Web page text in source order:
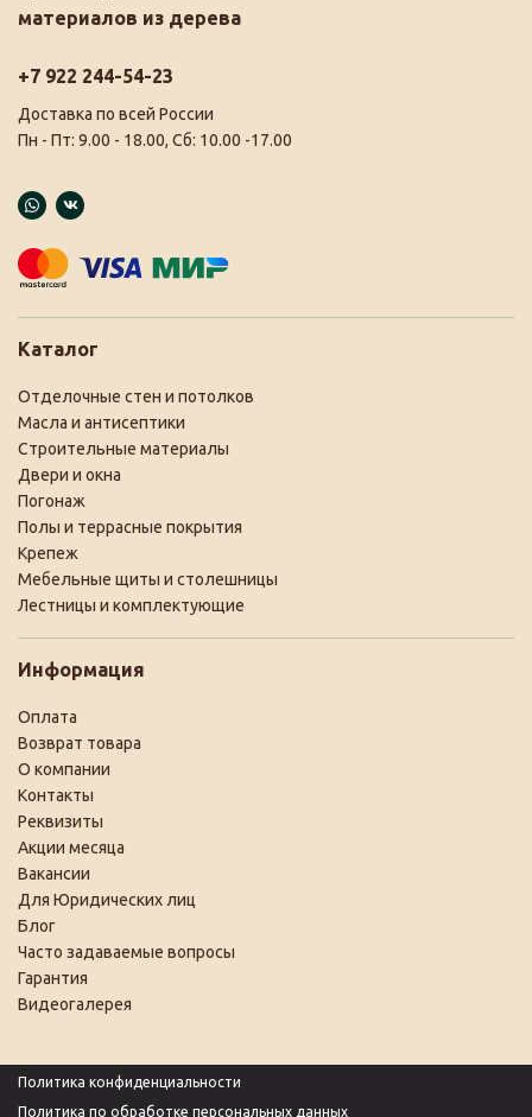
материалов из дерева
+7 922 244-54-23
Доставка по всей России
Пн - Пт: 9.00 - 18.00, Сб: 10.00 -17.00
Каталог
Отделочные стен и потолков
Масла и антисептики
Строительные материалы
Двери и окна
Погонаж
Полы и террасные покрытия
Крепеж
Мебельные щиты и столешницы
Лестницы и комплектующие
Информация
Оплата
Возврат товара
О компании
Контакты
Реквизиты
Акции месяца
Вакансии
Для Юридических лиц
Блог
Часто задаваемые вопросы
Гарантия
Видеогалерея
Политика конфиденциальности
Политика по обработке персональных данных